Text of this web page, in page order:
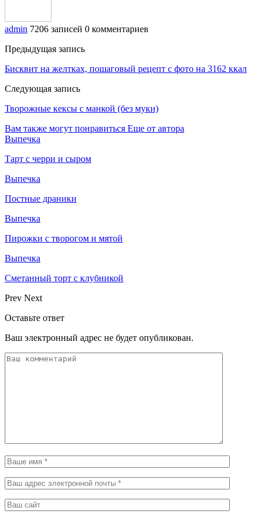
admin 7206 записей 0 комментариев
Предыдущая запись
Бисквит на желтках, пошаговый рецепт с фото на 3162 ккал
Следующая запись
Творожные кексы с манкой (без муки)
Вам также могут понравиться Еще от автора
Выпечка
Тарт с черри и сыром
Выпечка
Постные драники
Выпечка
Пирожки с творогом и мятой
Выпечка
Сметанный торт с клубникой
Prev Next
Оставьте ответ
Ваш электронный адрес не будет опубликован.